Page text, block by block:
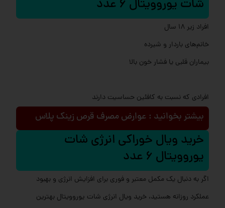
شات یوروویتال 6 عدد
افراد زیر ۱۸ سال
خانم‌های باردار و شیرده
بیماران قلبی یا فشار خون بالا
افرادی که نسبت به کافئین حساسیت دارند
بیشتر بخوانید : عوارض مصرف قرص زینک پلاس
خرید ویال خوراکی انرژی شات
یوروویتال 6 عدد
اگر به دنبال یک مکمل معتبر و فوری برای افزایش انرژی و بهبود
عملکرد روزانه هستید، خرید ویال انرژی شات یوروویتال بهترین